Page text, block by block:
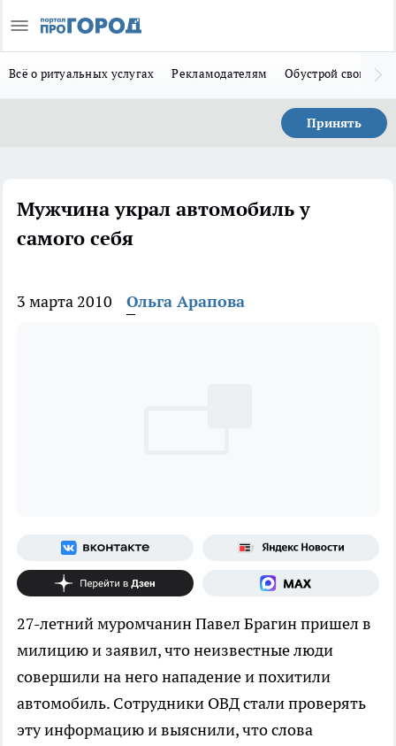
Всё о ритуальных услугах Рекламодателям Обустрой свой дом
Принять
Мужчина украл автомобиль у
самого себя
3 марта 2010 Ольга Арапова
27-летний муромчанин Павел Брагин пришел в
милицию и заявил, что неизвестные люди
совершили на него нападение и похитили
автомобиль. Сотрудники ОВД стали проверять
эту информацию и выяснили, что слова